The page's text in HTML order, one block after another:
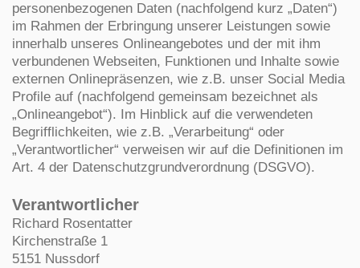
personenbezogenen Daten (nachfolgend kurz „Daten“)
im Rahmen der Erbringung unserer Leistungen sowie
innerhalb unseres Onlineangebotes und der mit ihm
verbundenen Webseiten, Funktionen und Inhalte sowie
externen Onlinepräsenzen, wie z.B. unser Social Media
Profile auf (nachfolgend gemeinsam bezeichnet als
„Onlineangebot“). Im Hinblick auf die verwendeten
Begrifflichkeiten, wie z.B. „Verarbeitung“ oder
„Verantwortlicher“ verweisen wir auf die Definitionen im
Art. 4 der Datenschutzgrundverordnung (DSGVO).
Verantwortlicher
Richard Rosentatter
Kirchenstraße 1
5151 Nussdorf